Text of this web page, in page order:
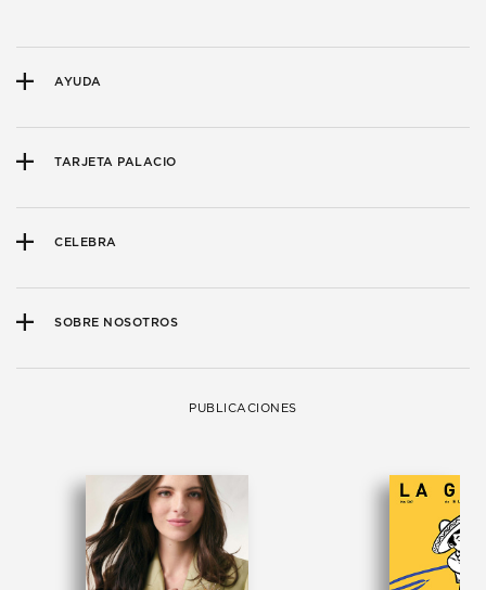
AYUDA
TARJETA PALACIO
CELEBRA
SOBRE NOSOTROS
PUBLICACIONES